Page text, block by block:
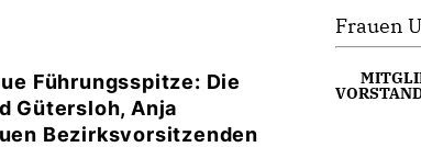
Führungsspitze: Die
Gütersloh, Anja
Bezirksvorsitzenden
Frauen